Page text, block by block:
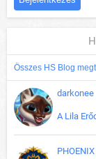
Összes HS Blog
darkonee
A Lila